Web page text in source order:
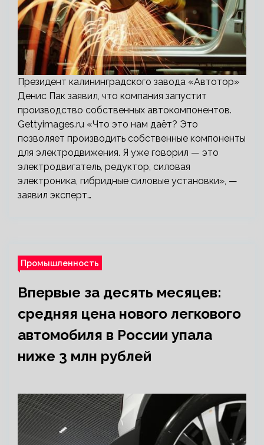
Президент калининградского завода «Автотор»
Денис Пак заявил, что компания запустит
производство собственных автокомпонентов.
Gettyimages.ru «Что это нам даёт? Это
позволяет производить собственные компоненты
для электродвижения. Я уже говорил — это
электродвигатель, редуктор, силовая
электроника, гибридные силовые установки», —
заявил эксперт…
Промышленность
Впервые за десять месяцев:
средняя цена нового легкового
автомобиля в России упала
ниже 3 млн рублей